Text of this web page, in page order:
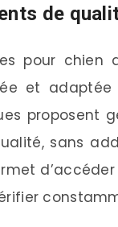
de
pour
et
proposent
sans